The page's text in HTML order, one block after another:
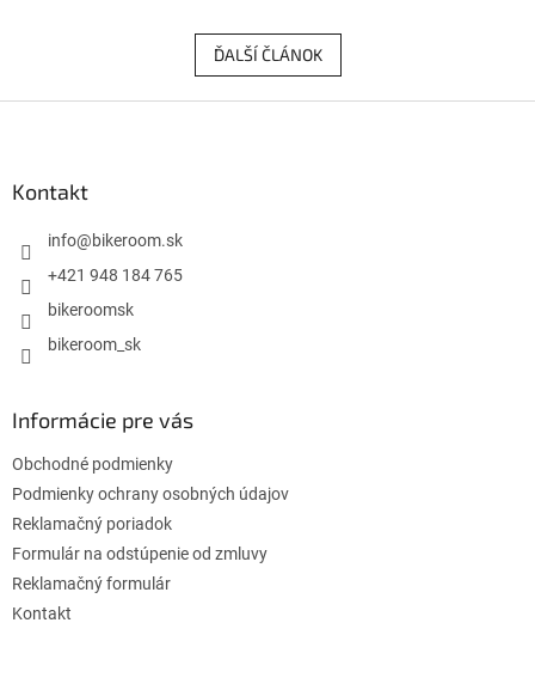
ĎALŠÍ ČLÁNOK
Kontakt
info@bikeroom.sk
+421 948 184 765
bikeroomsk
bikeroom_sk
Informácie pre vás
Obchodné podmienky
Podmienky ochrany osobných údajov
Reklamačný poriadok
Formulár na odstúpenie od zmluvy
Reklamačný formulár
Kontakt